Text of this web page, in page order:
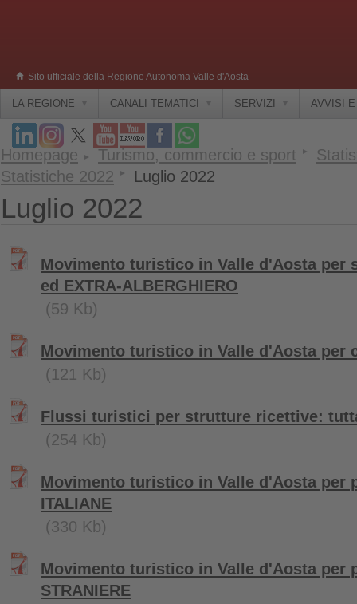
Sito ufficiale della Regione Autonoma Valle d'Aosta
LA REGIONE CANALI TEMATICI SERVIZI AVVISI
Homepage Turismo, commercio e sport
Statistiche 2022
Luglio 2022
Luglio 2022
Movimento turistico in Valle d'Aosta per
ed EXTRA-ALBERGHIERO
(59 Kb)
Movimento turistico in Valle d'Aosta per
(121 Kb)
Flussi turistici per strutture ricettive:
(254 Kb)
Movimento turistico in Valle d'Aosta per
ITALIANE
(330 Kb)
Movimento turistico in Valle d'Aosta per
STRANIERE